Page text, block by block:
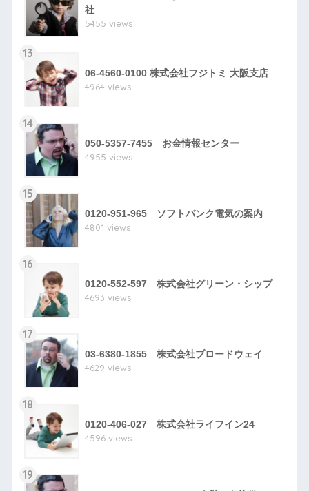
社
5455 views
13
06-4560-0100 株式会社フジトミ 大阪支店
4964 views
14
050-5357-7455 お金情報センター
4955 views
15
0120-951-965 ソフトバンク電気の案内
4801 views
16
0120-552-597 株式会社グリーン・シップ
4693 views
17
03-6380-1855 株式会社ブロードウェイ
4629 views
18
0120-406-027 株式会社ライフイン24
4596 views
19